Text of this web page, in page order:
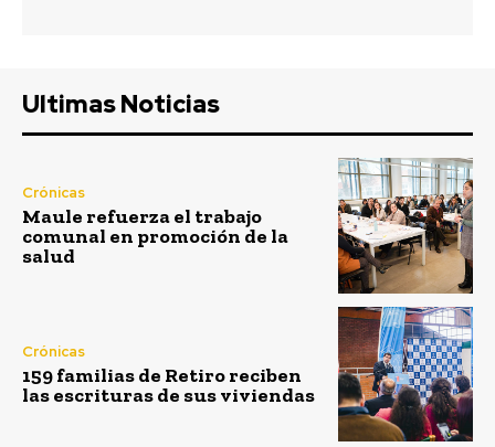
Ultimas Noticias
Crónicas
Maule refuerza el trabajo
comunal en promoción de la
salud
Crónicas
159 familias de Retiro reciben
las escrituras de sus viviendas